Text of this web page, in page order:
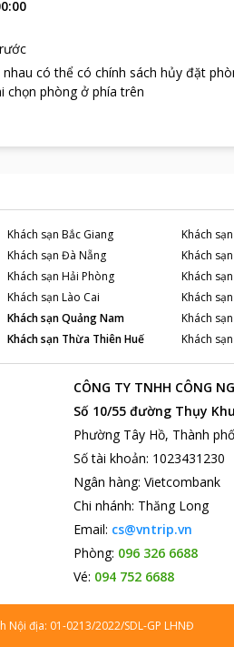
có thể có chính sách hủy đặt
chọn phòng ở phía trên
Khách sạn Bắc Giang Khách sạn
Khách sạn Đà Nẵng Khách sạn
Khách sạn Hải Phòng Khách sạn
Khách sạn Lào Cai Khách sạn
Khách sạnQuảng Nam Khách sạn
Khách sạn Thừa Thiên Huế Khách sạn
CÔNG TY TNHH CÔNG
Số 10/55 đường Thụy
Phường Tây Hồ, Thành
Số tài khoản: 1023431230
Ngân hàng: Vietcombank
Chi nhánh: Thăng Long
Email: cs@vntrip.vn
Phòng: 096 326 6688
Vé: 094 752 6688
địa: 01-0213/2022/SDL-GP LHNĐ